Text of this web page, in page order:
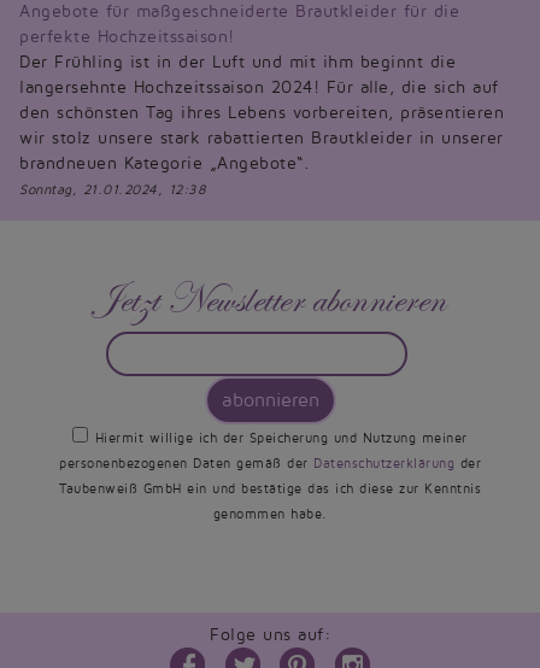
Angebote für maßgeschneiderte Brautkleider für die
perfekte Hochzeitssaison!
Der Frühling ist in der Luft und mit ihm beginnt die
langersehnte Hochzeitssaison 2024! Für alle, die sich auf
den schönsten Tag ihres Lebens vorbereiten, präsentieren
wir stolz unsere stark rabattierten Brautkleider in unserer
brandneuen Kategorie „Angebote“.
Sonntag, 21.01.2024, 12:38
Jetzt Newsletter abonnieren
abonnieren
Hiermit willige ich der Speicherung und Nutzung meiner
personenbezogenen Daten gemäß der Datenschutzerklärung der
Taubenweiß GmbH ein und bestätige das ich diese zur Kenntnis
genommen habe.
Folge uns auf: